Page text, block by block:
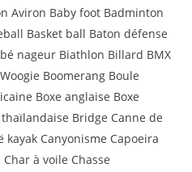
Aviron Baby foot Badminton
Basket ball Baton défense
nageur Biathlon Billard BMX
Boomerang Boule
Boxe anglaise Boxe
Bridge Canne de
Canyonisme Capoeira
à voile Chasse